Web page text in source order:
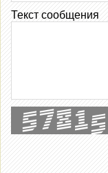
Текст сообщения